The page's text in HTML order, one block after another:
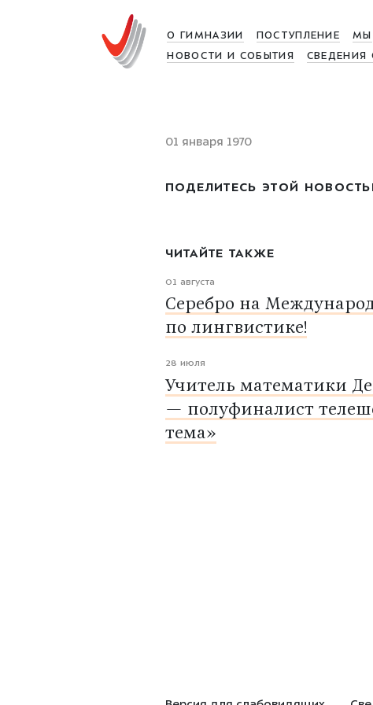
О ГИМНАЗИИ ПОСТУПЛЕНИЕ МЫ
НОВОСТИ И СОБЫТИЯ
СВЕДЕНИЯ
01 января 1970
ПОДЕЛИТЕСЬ ЭТОЙ
ЧИТАЙТЕ ТАКЖЕ
01 августа
Серебро на
по лингвистике!
28 июля
Учитель математики
— полуфиналист
тема»